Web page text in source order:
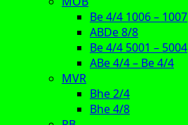
Be 4/4 1006 – 1007
ABDe 8/8
Be 4/4 5001 – 5004
ABe 4/4 – Be 4/4
MVR
Bhe 2/4
Bhe 4/8